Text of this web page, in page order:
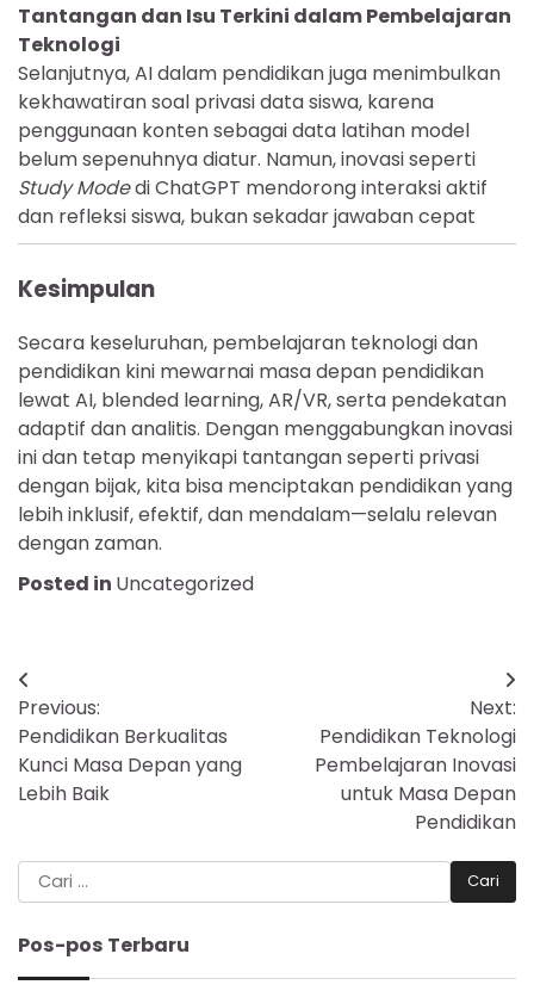
Tantangan dan Isu Terkini dalam Pembelajaran
Teknologi
Selanjutnya, AI dalam pendidikan juga menimbulkan
kekhawatiran soal privasi data siswa, karena
penggunaan konten sebagai data latihan model
belum sepenuhnya diatur. Namun, inovasi seperti
Study Modedi ChatGPT mendorong interaksi aktif
dan refleksi siswa, bukan sekadar jawaban cepat
Kesimpulan
Secara keseluruhan, pembelajaran teknologi dan
pendidikan kini mewarnai masa depan pendidikan
lewat AI, blended learning, AR/VR, serta pendekatan
adaptif dan analitis. Dengan menggabungkan inovasi
ini dan tetap menyikapi tantangan seperti privasi
dengan bijak, kita bisa menciptakan pendidikan yang
lebih inklusif, efektif, dan mendalam—selalu relevan
dengan zaman.
Posted in Uncategorized
Navigasi
pos
Previous:
Pendidikan Berkualitas
Kunci Masa Depan yang
Lebih Baik
Next:
Pendidikan Teknologi
Pembelajaran Inovasi
untuk Masa Depan
Pendidikan
Cari
untuk:
Pos-pos Terbaru